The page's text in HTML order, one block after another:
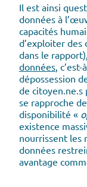
Il est ainsi
données à
capacités
d’exploiter des
dans le
données ,
dépossession
de citoyen.ne.s
se rapproche
disponibilité «
existence
nourrissent les
données
avantage